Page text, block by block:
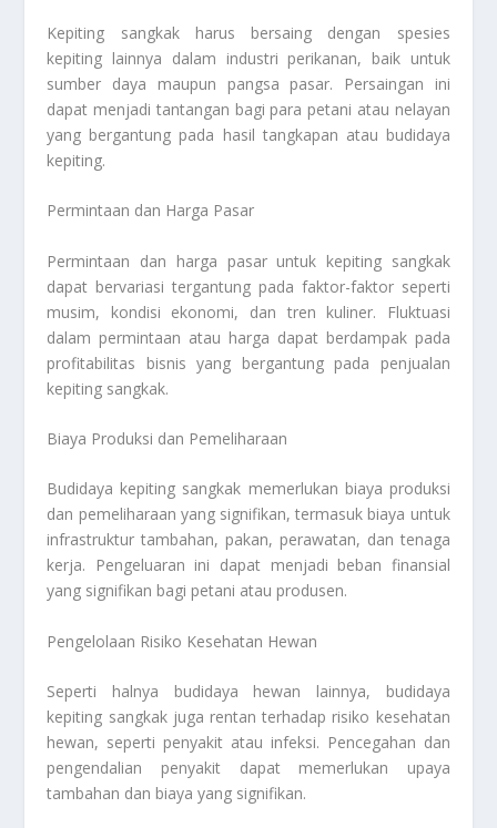
Kepiting sangkak harus bersaing dengan spesies
kepiting lainnya dalam industri perikanan, baik untuk
sumber daya maupun pangsa pasar. Persaingan ini
dapat menjadi tantangan bagi para petani atau nelayan
yang bergantung pada hasil tangkapan atau budidaya
kepiting.
Permintaan dan Harga Pasar
Permintaan dan harga pasar untuk kepiting sangkak
dapat bervariasi tergantung pada faktor-faktor seperti
musim, kondisi ekonomi, dan tren kuliner. Fluktuasi
dalam permintaan atau harga dapat berdampak pada
profitabilitas bisnis yang bergantung pada penjualan
kepiting sangkak.
Biaya Produksi dan Pemeliharaan
Budidaya kepiting sangkak memerlukan biaya produksi
dan pemeliharaan yang signifikan, termasuk biaya untuk
infrastruktur tambahan, pakan, perawatan, dan tenaga
kerja. Pengeluaran ini dapat menjadi beban finansial
yang signifikan bagi petani atau produsen.
Pengelolaan Risiko Kesehatan Hewan
Seperti halnya budidaya hewan lainnya, budidaya
kepiting sangkak juga rentan terhadap risiko kesehatan
hewan, seperti penyakit atau infeksi. Pencegahan dan
pengendalian penyakit dapat memerlukan upaya
tambahan dan biaya yang signifikan.